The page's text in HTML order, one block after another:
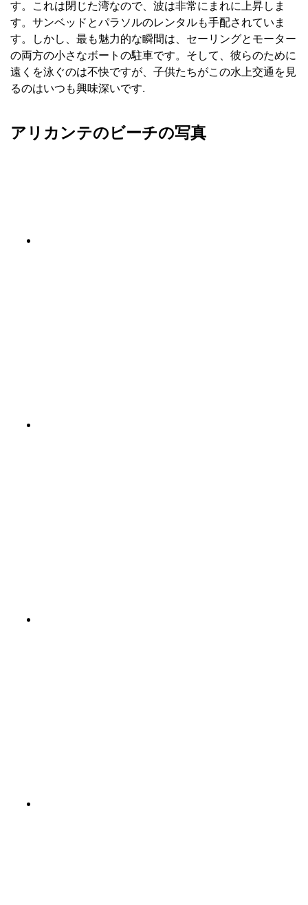
す。これは閉じた湾なので、波は非常にまれに上昇しま
す。サンベッドとパラソルのレンタルも手配されていま
す。しかし、最も魅力的な瞬間は、セーリングとモーター
の両方の小さなボートの駐車です。そして、彼らのために
遠くを泳ぐのは不快ですが、子供たちがこの水上交通を見
るのはいつも興味深いです.
アリカンテのビーチの写真